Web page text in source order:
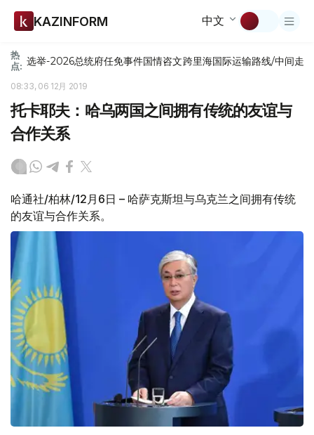
KAZINFORM 中文
热
点: 选举-2026总统府任免事件国情咨文跨里海国际运输路线/中间走廊
08:33, 06 12月 2019
托卡耶夫：哈乌两国之间拥有传统的友谊与
合作关系
哈通社/柏林/12月6日 – 哈萨克斯坦与乌克兰之间拥有传统
的友谊与合作关系。